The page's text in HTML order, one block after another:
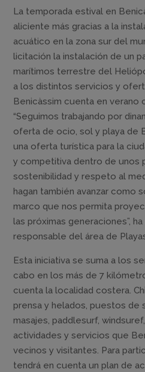
La temporada estival en
aliciente más gracias a la
acuático en la zona sur del
licitación la instalación de un
marítimos terrestre del
a los distintos servicios y
Benicàssim cuenta en verano
“Seguimos trabajando por
oferta de ocio, sol y playa de
una oferta turística para la
y competitiva dentro de unos
sostenibilidad y respeto al
hagan también avanzar como
marco que nos permita
las próximas generaciones”,
responsable del área de
Esta iniciativa se suma a los
cabo en los más de 7
cuenta la localidad costera.
prensa y helados, puestos de
masajes, paddlesurf,
actividades y servicios que
vecinos y visitantes. Para
tendrá en cuenta un plan de